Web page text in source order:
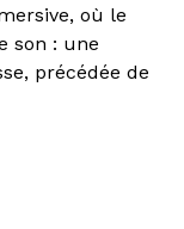
où le
son : une
précédée de